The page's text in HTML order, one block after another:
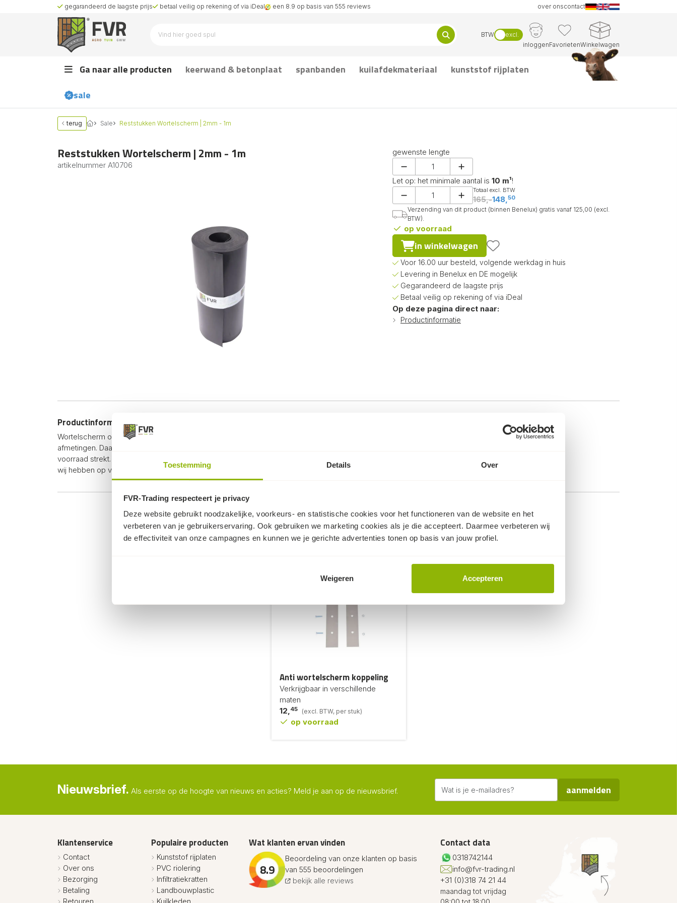
Toestemming Details Over
FVR-Trading respecteert je privacy
Deze website gebruikt noodzakelijke, voorkeurs- en statistische cookies voor het functioneren van de website en het
verbeteren van je gebruikerservaring. Ook gebruiken we marketing cookies als je die accepteert. Daarmee verbeteren wij
de effectiviteit van onze campagnes en kunnen we je gerichte advertenties tonen op basis van jouw profiel.
Weigeren Accepteren
gegarandeerd de laagste prijs betaal veilig op rekening of via iDeal een 8.9 op basis van 555 reviews over onscontact
BTW
excl.
inloggenFavorietenWinkelwagen
Ga naar alle producten keerwand & betonplaat spanbanden kuilafdekmateriaal
kunststof rijplaten
sale
terug Sale Reststukken Wortelscherm | 2mm - 1m
Reststukken Wortelscherm | 2mm - 1m
artikelnummer A10706
gewenste lengte
Let op: het minimale aantal is 10 m¹!
Totaal excl. BTW
165,-148,50
Verzending van dit product (binnen Benelux) gratis vanaf 125,00 (excl.
BTW).
op voorraad
in winkelwagen
Voor 16.00 uur besteld, volgende werkdag in huis
Levering in Benelux en DE mogelijk
Gegarandeerd de laagste prijs
Betaal veilig op rekening of via iDeal
Op deze pagina direct naar:
Productinformatie
Productinformatie
Wortelscherm op maat. We hebben verschillende rollen met verschillende
afmetingen. Daarom bieden wij nu wortelscherm op maat aan, zolang de
voorraad strekt. Krijg wortelscherm vanaf 10 meter, in verschillende lengtes die
wij hebben op voorraad.
Dit kan ook nog knap handig zijn...
Anti wortelscherm koppeling
Verkrijgbaar in verschillende
maten
12,45 (excl. BTW, per stuk)
op voorraad
Nieuwsbrief. Als eerste op de hoogte van nieuws en acties? Meld je aan op de nieuwsbrief. aanmelden
Klantenservice
Contact
Over ons
Bezorging
Betaling
Populaire producten
Kunststof rijplaten
PVC riolering
Infiltratiekratten
Landbouwplastic
Wat klanten ervan vinden
8.9
Beoordeling van onze klanten op basis
van 555 beoordelingen
bekijk alle reviews
Contact data
0318742144
info@fvr-trading.nl
+31 (0)318 74 21 44
maandag tot vrijdag